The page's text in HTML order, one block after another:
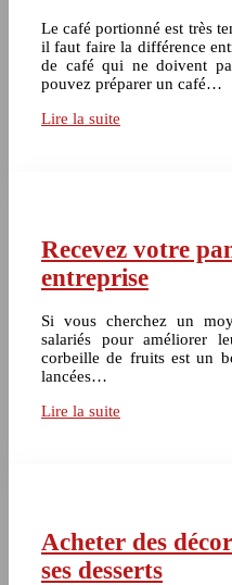
Le café portionné est très
il faut faire la différence
de café qui ne doivent
pouvez préparer un café…
Lire la suite
Recevez votre
entreprise
Si vous cherchez un
salariés pour améliorer
corbeille de fruits est un
lancées…
Lire la suite
Acheter des
ses desserts